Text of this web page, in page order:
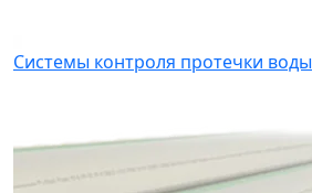
Системы контроля протечки воды